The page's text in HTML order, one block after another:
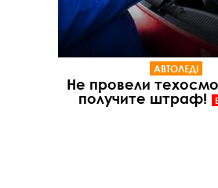
АВТОЛЕДІ
Не провели
получите штраф!